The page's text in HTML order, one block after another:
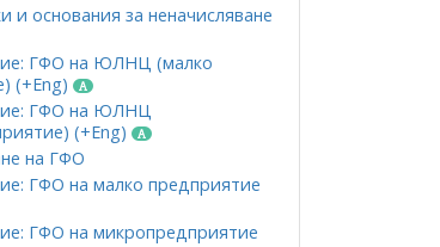
и основания за неначисляване
ГФО на ЮЛНЦ (малко
(+Eng)
ГФО на ЮЛНЦ
(+Eng)
на ГФО
ГФО на малко предприятие
ГФО на микропредприятие